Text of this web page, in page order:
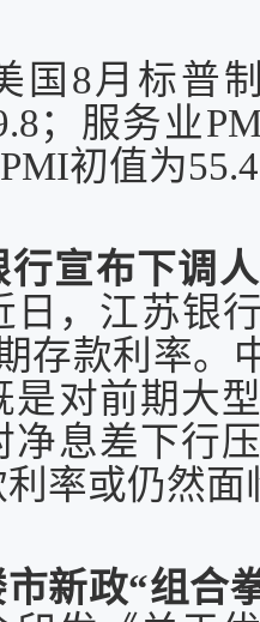
国 8月标普
；服务业
初值为
行宣布下调
日，江苏银
存款利率。
是对前期大
净息差下行
率或仍然面
新政“组合